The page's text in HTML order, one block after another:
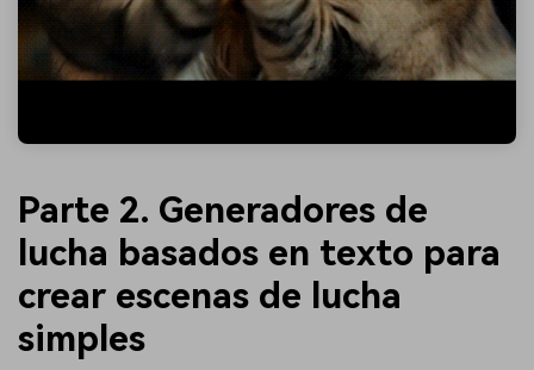
Parte 2. Generadores de
lucha basados en texto para
crear escenas de lucha
simples